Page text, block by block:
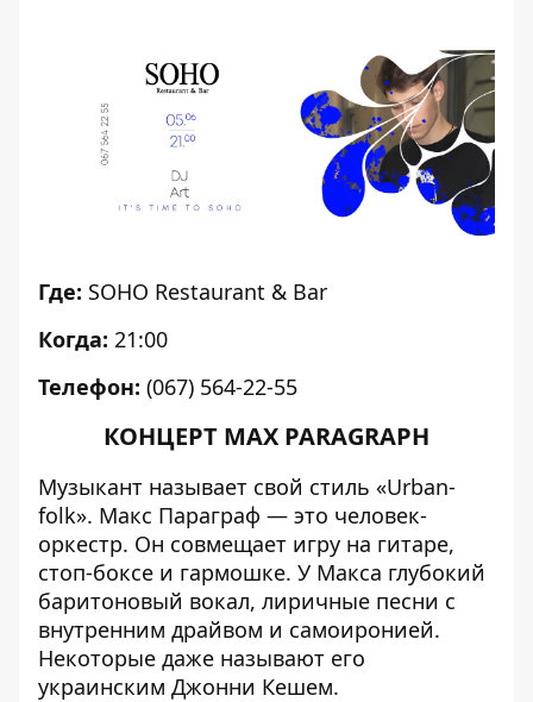
Где: SOHO Restaurant & Bar
Когда: 21:00
Телефон: (067) 564-22-55
КОНЦЕРТ MAX PARAGRAPH
Музыкант называет свой стиль «Urban-
folk». Макс Параграф — это человек-
оркестр. Он совмещает игру на гитаре,
стоп-боксе и гармошке. У Макса глубокий
баритоновый вокал, лиричные песни с
внутренним драйвом и самоиронией.
Некоторые даже называют его
украинским Джонни Кешем.